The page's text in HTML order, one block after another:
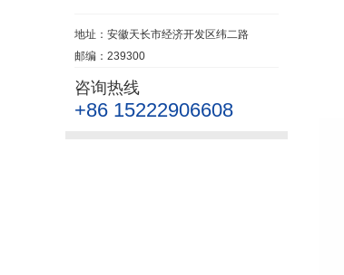
地址：安徽天长市经济开发区纬二路
邮编：239300
咨询热线
+86 15222906608